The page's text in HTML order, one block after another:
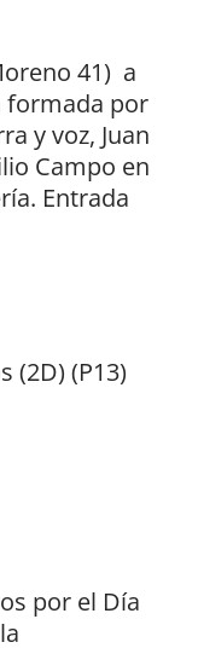
41) a
formada por
y voz, Juan
Campo en
Entrada
(2D) (P13)
por el Día